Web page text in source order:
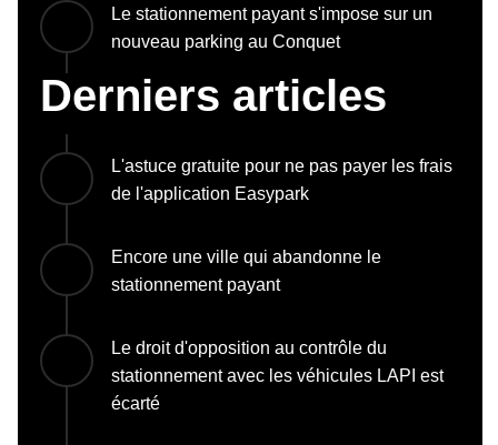
Le stationnement payant s'impose sur un
nouveau parking au Conquet
Derniers articles
L'astuce gratuite pour ne pas payer les frais
de l'application Easypark
Encore une ville qui abandonne le
stationnement payant
Le droit d'opposition au contrôle du
stationnement avec les véhicules LAPI est
écarté